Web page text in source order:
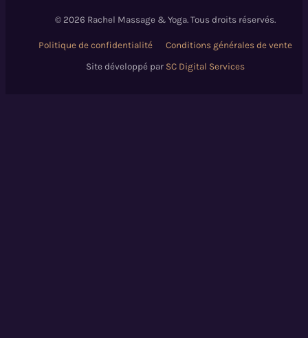
© 2026 Rachel Massage & Yoga. Tous droits réservés.
Politique de confidentialité Conditions générales de vente
Site développé par SC Digital Services